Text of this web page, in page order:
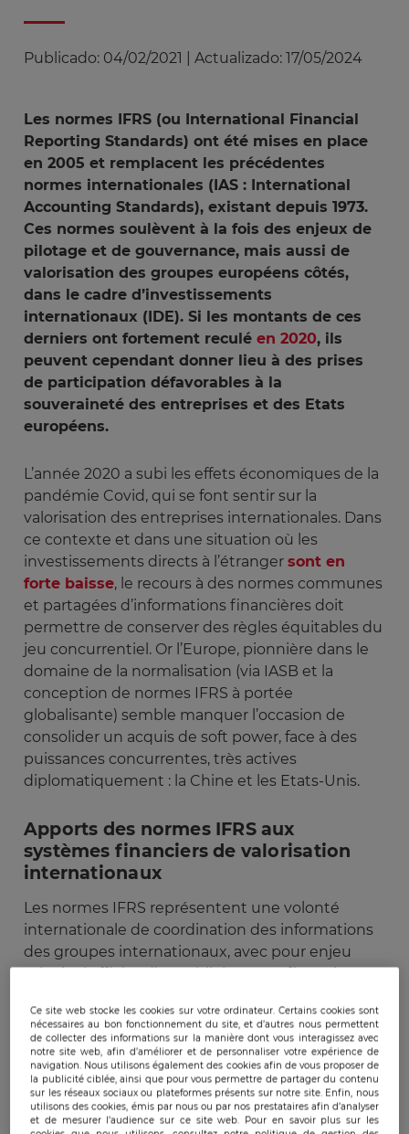
Publicado: 04/02/2021 Actualizado: 17/05/2024
Les normes IFRS (ou International Financial
Reporting Standards) ont été mises en place
en 2005 et remplacent les précédentes
normes internationales (IAS : International
Accounting Standards), existant depuis 1973.
Ces normes soulèvent à la fois des enjeux de
pilotage et de gouvernance, mais aussi de
valorisation des groupes européens côtés,
dans le cadre d’investissements
internationaux (IDE). Si les montants de ces
derniers ont fortement reculé en 2020, ils
peuvent cependant donner lieu à des prises
de participation défavorables à la
souveraineté des entreprises et des Etats
européens.
L’année 2020 a subi les effets économiques de la
pandémie Covid, qui se font sentir sur la
valorisation des entreprises internationales. Dans
ce contexte et dans une situation où les
investissements directs à l’étranger sont en
forte baisse, le recours à des normes communes
et partagées d’informations financières doit
permettre de conserver des règles équitables du
jeu concurrentiel. Or l’Europe, pionnière dans le
domaine de la normalisation (via IASB et la
conception de normes IFRS à portée
globalisante) semble manquer l’occasion de
consolider un acquis de soft power, face à des
puissances concurrentes, très actives
diplomatiquement : la Chine et les Etats-Unis.
Apports des normes IFRS aux
systèmes financiers de valorisation
internationaux
Les normes IFRS représentent une volonté
internationale de coordination des informations
des groupes internationaux, avec pour enjeu
principal affiché d’ « établir les états financiers
l’ensemble de leurs filiales internationales, quel
que soit le pays dans lequel la filiale est établie »
(Revue Française comptabilité, mars 2013).
Ces normes ont pourobjectif d’instaurer un
Ce site web stocke les cookies sur votre ordinateur. Certains cookies sont
nécessaires au bon fonctionnement du site, et d’autres nous permettent
de collecter des informations sur la manière dont vous interagissez avec
notre site web, afin d’améliorer et de personnaliser votre expérience de
navigation. Nous utilisons également des cookies afin de vous proposer de
la publicité ciblée, ainsi que pour vous permettre de partager du contenu
sur les réseaux sociaux ou plateformes présents sur notre site. Enfin, nous
utilisons des cookies, émis par nous ou par nos prestataires afin d’analyser
et de mesurer l’audience sur ce site web. Pour en savoir plus sur les